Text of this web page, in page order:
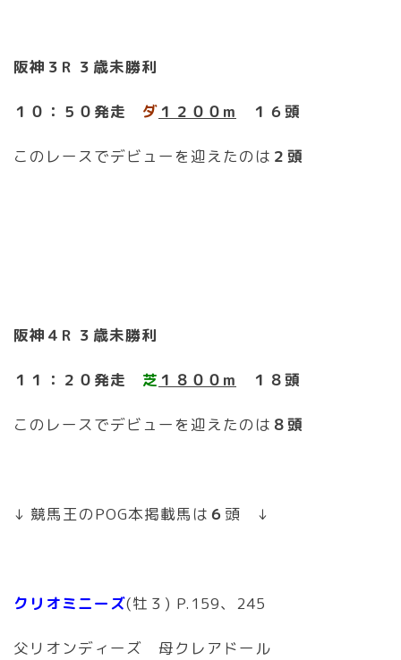
阪神３R ３歳未勝利
１０：５０ 発走 ダ １２００m １６頭
このレースでデビューを迎えたのは ２頭
阪神４R ３歳未勝利
１１：２０発走 芝 １８００m １８頭
このレースでデビューを迎えたのは ８頭
↓ 競馬王のPOG本掲載馬は ６ 頭 ↓
クリオミニーズ(牡３) P.159、245
父リオンディーズ 母クレアドール